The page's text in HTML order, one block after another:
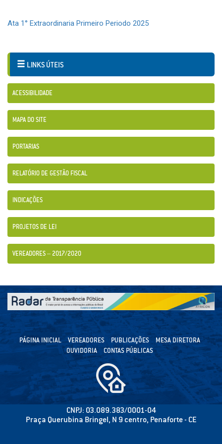
Ata 1° Extraordinaria Primeiro Periodo 2025
LINKS ÚTEIS
ACESSIBILIDADE
MAPA DO SITE
PORTARIAS
RELATÓRIO DE GESTÃO FISCAL
INDICAÇÕES
PROJETOS DE LEI
VEREADORES – 2017/2020
PÁGINA INICIAL VEREADORES PUBLICAÇÕES
MESA DIRETORA
OUVIDORIA
CONTAS PÚBLICAS
CNPJ: 03.089.383/0001-04
Praça Querubina Bringel, N 9 centro, Penaforte - CE